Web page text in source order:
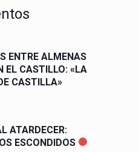
ENTRE ALMENAS
EL CASTILLO: «LA
CASTILLA»
ATARDECER:
ESCONDIDOS